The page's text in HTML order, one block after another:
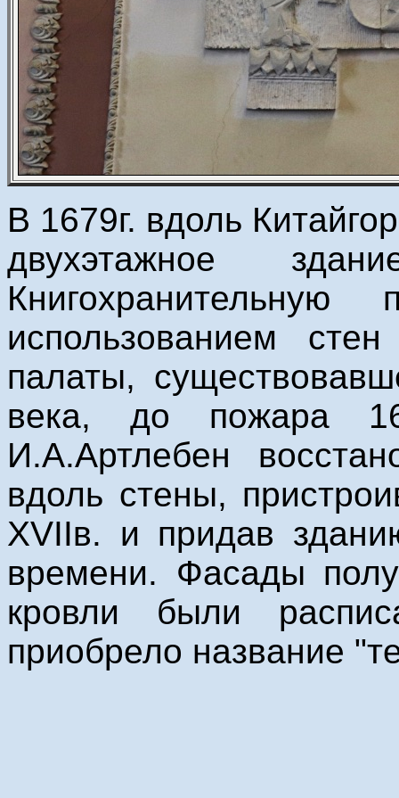
В 1679г. вдоль
двухэтажное
использованием
палаты,
века, до пожара
И.А.Артлебен
вдоль стены,
XVIIв. и придав
времени. Фасады
кровли были
приобрело название